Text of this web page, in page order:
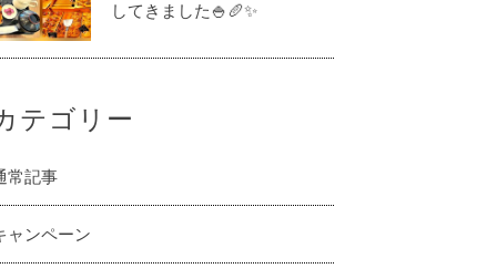
してきました🍚🥖✨
テゴリー
常記事
ャンペーン